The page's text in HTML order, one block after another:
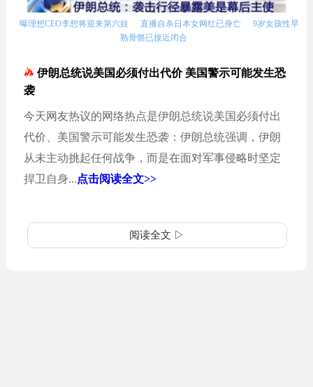
曝理想CEO李想将迎来第六娃 直播自杀日本女网红已身亡
9岁女孩性早
熟骨骼已接近闭合
伊朗总统说美国必须付出代价 美国警示可能发生恐
袭
今天网友热议的网络热点是伊朗总统说美国必须付出
代价、美国警示可能发生恐袭：伊朗总统强调，伊朗
从未主动挑起任何战争，而是在面对军事侵略时坚定
捍卫自身...点击阅读全文>>
阅读全文 ▷